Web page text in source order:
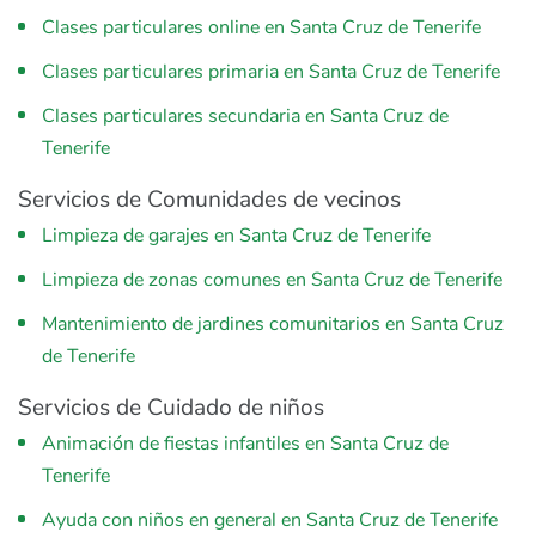
Clases particulares online en Santa Cruz de Tenerife
Clases particulares primaria en Santa Cruz de Tenerife
Clases particulares secundaria en Santa Cruz de
Tenerife
Servicios de Comunidades de vecinos
Limpieza de garajes en Santa Cruz de Tenerife
Limpieza de zonas comunes en Santa Cruz de Tenerife
Mantenimiento de jardines comunitarios en Santa Cruz
de Tenerife
Servicios de Cuidado de niños
Animación de fiestas infantiles en Santa Cruz de
Tenerife
Ayuda con niños en general en Santa Cruz de Tenerife